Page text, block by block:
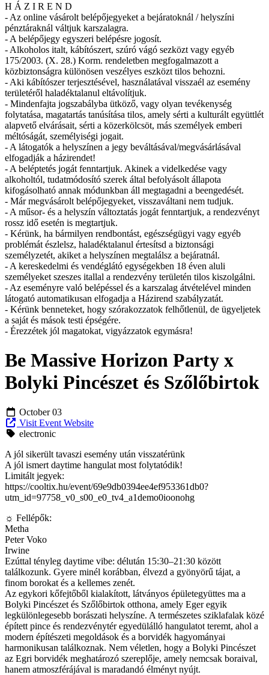
H Á Z I R E N D
- Az online vásárolt belépőjegyeket a bejáratoknál / helyszíni
pénztáraknál váltjuk karszalagra.
- A belépőjegy egyszeri belépésre jogosít.
- Alkoholos italt, kábítószert, szúró vágó sezközt vagy egyéb
175/2003. (X. 28.) Korm. rendeletben megfogalmazott a
közbiztonságra különösen veszélyes eszközt tilos behozni.
- Aki kábítószer terjesztésével, használatával visszaél az esemény
területéről haladéktalanul eltávolítjuk.
- Mindenfajta jogszabályba ütköző, vagy olyan tevékenység
folytatása, magatartás tanúsítása tilos, amely sérti a kulturált együttlét
alapvető elvárásait, sérti a közerkölcsöt, más személyek emberi
méltóságát, személyiségi jogait.
- A látogatók a helyszínen a jegy beváltásával/megvásárlásával
elfogadják a házirendet!
- A beléptetés jogát fenntartjuk. Akinek a videlkedése vagy
alkoholtól, tudatmódosító szerek által befolyásolt állapota
kifogásolható annak módunkban áll megtagadni a beengedését.
- Már megvásárolt belépőjegyeket, visszaváltani nem tudjuk.
- A műsor- és a helyszín változtatás jogát fenntartjuk, a rendezvényt
rossz idő esetén is megtartjuk.
- Kérünk, ha bármilyen rendbontást, egészségügyi vagy egyéb
problémát észlelsz, haladéktalanul értesítsd a biztonsági
személyzetét, akiket a helyszínen megtalálsz a bejáratnál.
- A kereskedelmi és vendéglátó egységekben 18 éven aluli
személyeket szeszes itallal a rendezvény területén tilos kiszolgálni.
- Az eseményre való belépéssel és a karszalag átvételével minden
látogató automatikusan elfogadja a Házirend szabályzatát.
- Kérünk benneteket, hogy szórakozzatok felhőtlenül, de ügyeljetek
a saját és mások testi épségére.
- Érezzétek jól magatokat, vigyázzatok egymásra!
Be Massive Horizon Party x
Bolyki Pincészet és Szőlőbirtok
October 03
Visit Event Website
electronic
A jól sikerült tavaszi esemény után visszatérünk
A jól ismert daytime hangulat most folytatódik!
Limitált jegyek:
https://cooltix.hu/event/69e9db0394ee4ef953361db0?
utm_id=97758_v0_s00_e0_tv4_a1demo0ioonohg
☼ Fellépők:
Metha
Peter Voko
Irwine
Ezúttal tényleg daytime vibe: délután 15:30–21:30 között
találkozunk. Gyere minél korábban, élvezd a gyönyörű tájat, a
finom borokat és a kellemes zenét.
Az egykori kőfejtőből kialakított, látványos épületegyüttes ma a
Bolyki Pincészet és Szőlőbirtok otthona, amely Eger egyik
legkülönlegesebb borászati helyszíne. A természetes sziklafalak közé
épített pince és rendezvénytér egyedülálló hangulatot teremt, ahol a
modern építészeti megoldások és a borvidék hagyományai
harmonikusan találkoznak. Nem véletlen, hogy a Bolyki Pincészet
az Egri borvidék meghatározó szereplője, amely nemcsak boraival,
hanem atmoszférájával is maradandó élményt nyújt.